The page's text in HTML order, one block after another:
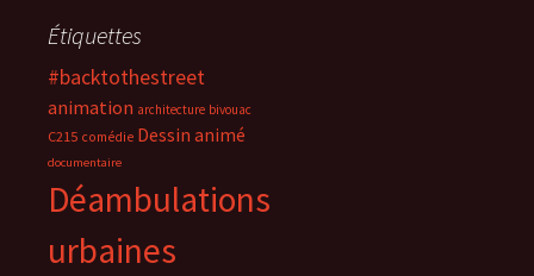
Étiquettes
#backtothestreet
animation architecture bivouac
C215 comédie Dessin animé
documentaire
Déambulations
urbaines